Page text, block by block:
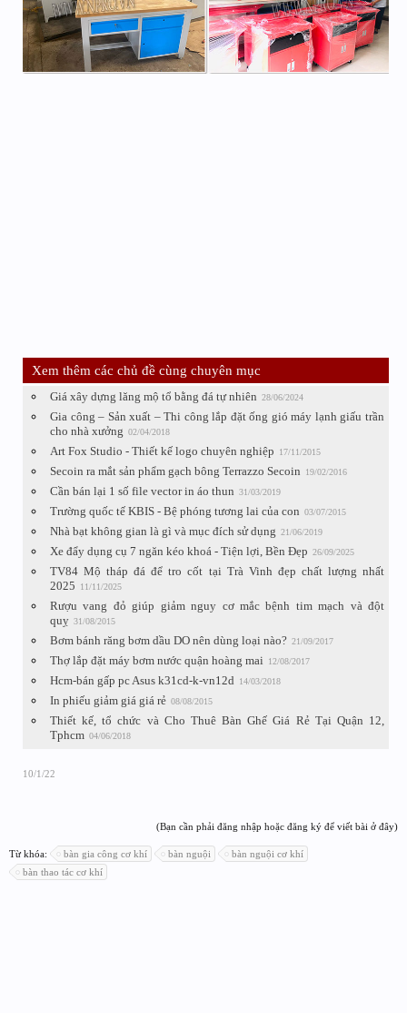
Xem thêm các chủ đề cùng chuyên mục
Giá xây dựng lăng mộ tổ bằng đá tự nhiên 28/06/2024
Gia công – Sản xuất – Thi công lắp đặt ống gió máy lạnh giấu trần
cho nhà xưởng 02/04/2018
Art Fox Studio - Thiết kế logo chuyên nghiệp 17/11/2015
Secoin ra mắt sản phẩm gạch bông Terrazzo Secoin 19/02/2016
Cần bán lại 1 số file vector in áo thun 31/03/2019
Trường quốc tế KBIS - Bệ phóng tương lai của con 03/07/2015
Nhà bạt không gian là gì và mục đích sử dụng 21/06/2019
Xe đẩy dụng cụ 7 ngăn kéo khoá - Tiện lợi, Bền Đẹp 26/09/2025
TV84 Mộ tháp đá để tro cốt tại Trà Vinh đẹp chất lượng nhất
2025
11/11/2025
Rượu vang đỏ giúp giảm nguy cơ mắc bệnh tim mạch và đột
quỵ 31/08/2015
Bơm bánh răng bơm dầu DO nên dùng loại nào? 21/09/2017
Thợ lắp đặt máy bơm nước quận hoàng mai 12/08/2017
Hcm-bán gấp pc Asus k31cd-k-vn12d 14/03/2018
In phiếu giảm giá giá rẻ 08/08/2015
Thiết kế, tổ chức và Cho Thuê Bàn Ghế Giá Rẻ Tại Quận 12,
Tphcm 04/06/2018
10/1/22
(Bạn cần phải đăng nhập hoặc đăng ký để viết bài ở đây)
Từ khóa: bàn gia công cơ khí bàn nguội
bàn nguội cơ khí
bàn thao tác cơ khí